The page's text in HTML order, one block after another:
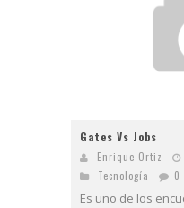
Gates Vs Jobs
Enrique Ortiz
Tecnologí­a
0
Es uno de los